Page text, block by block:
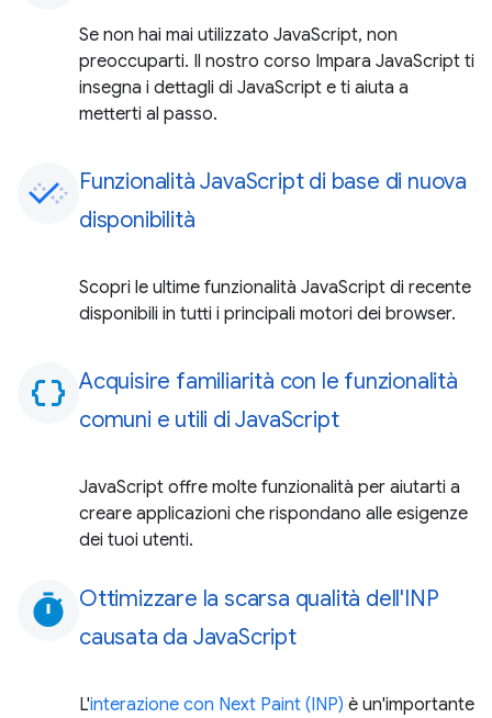
Se non hai mai utilizzato JavaScript, non
preoccuparti. Il nostro corso Impara JavaScript ti
insegna i dettagli di JavaScript e ti aiuta a
metterti al passo.
Funzionalità JavaScript di base di nuova
disponibilità
Scopri le ultime funzionalità JavaScript di recente
disponibili in tutti i principali motori dei browser.
data_object Acquisire familiarità con le funzionalità
comuni e utili di JavaScript
JavaScript offre molte funzionalità per aiutarti a
creare applicazioni che rispondano alle esigenze
dei tuoi utenti.
timer Ottimizzare la scarsa qualità dell'INP
causata da JavaScript
L'interazione con Next Paint (INP) è un'importante